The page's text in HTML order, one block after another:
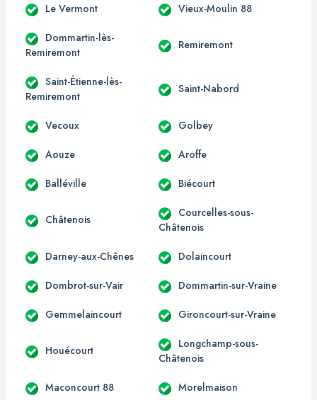
Le Vermont Vieux-Moulin 88
Dommartin-lès-
Remiremont
Remiremont
Saint-Étienne-lès-
Remiremont
Saint-Nabord
Vecoux Golbey
Aouze Aroffe
Balléville Biécourt
Châtenois
Courcelles-sous-
Châtenois
Darney-aux-Chênes Dolaincourt
Dombrot-sur-Vair Dommartin-sur-Vraine
Gemmelaincourt Gironcourt-sur-Vraine
Houécourt
Longchamp-sous-
Châtenois
Maconcourt 88 Morelmaison